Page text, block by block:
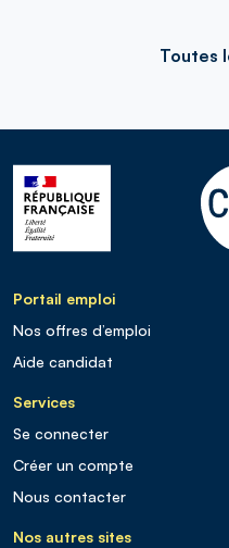
Toutes
Portail emploi
Nos offres d’emploi
Aide candidat
Services
Se connecter
Créer un compte
Nous contacter
Nos autres sites